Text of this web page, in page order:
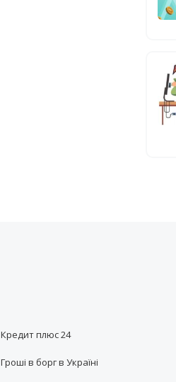
Кредит плюс 24
Гроші в борг в Україні